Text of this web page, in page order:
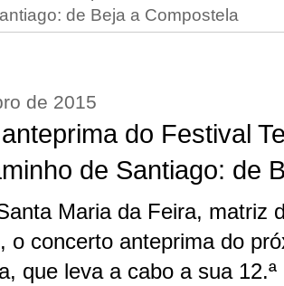
de Beja a Compostela
de 2015
do Festival
de Santiago: de
Maria da Feira, matriz
o concerto anteprima do
que leva a cabo a sua